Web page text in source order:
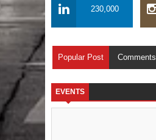
230,000
Popular Post Comments
EVENTS